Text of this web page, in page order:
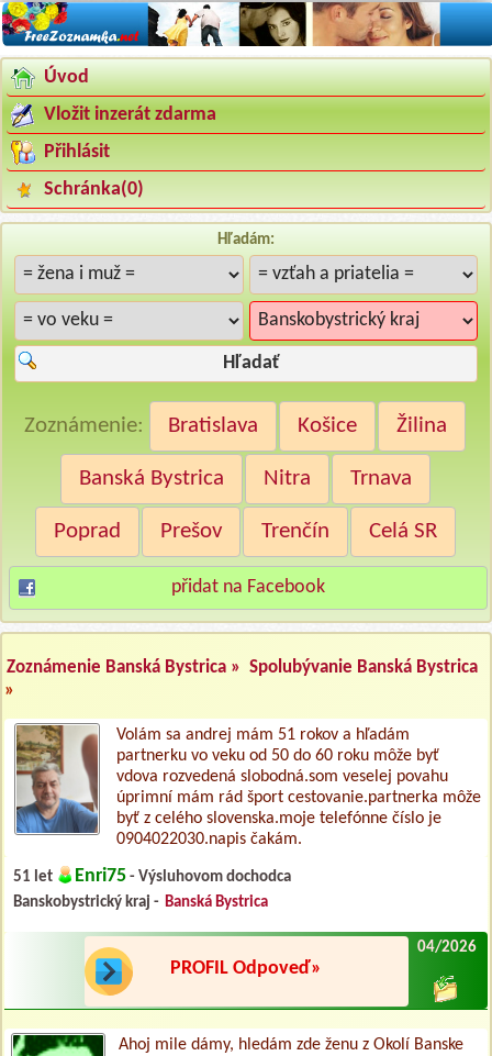
Úvod
Vložit inzerát zdarma
Přihlásit
Schránka(0)
Hľadám:
Hľadať
Zoznámenie: Bratislava Košice Žilina
Banská Bystrica Nitra Trnava
Poprad Prešov Trenčín Celá SR
přidat na Facebook
Zoznámenie Banská Bystrica » Spolubývanie Banská Bystrica
»
Volám sa andrej mám 51 rokov a hľadám
partnerku vo veku od 50 do 60 roku môže byť
vdova rozvedená slobodná.som veselej povahu
úprimní mám rád šport cestovanie.partnerka môže
byť z celého slovenska.moje telefónne číslo je
0904022030.napis čakám.
51 let Enri75 - Výsluhovom dochodca
Banskobystrický kraj - Banská Bystrica
PROFIL Odpoveď»
04/2026
Ahoj mile dámy, hledám zde ženu z Okolí Banske